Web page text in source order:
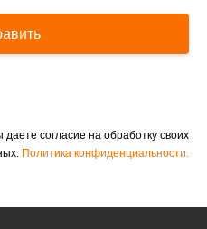
согласие на обработку своих
Политика конфиденциальности.